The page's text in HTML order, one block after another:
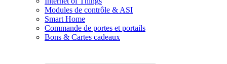
Modules de contrôle & ASI
Smart Home
Commande de portes et portails
Bons & Cartes cadeaux